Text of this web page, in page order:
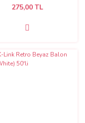
275,00 TL